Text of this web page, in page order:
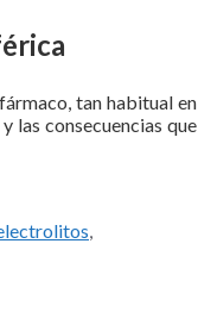
tan habitual en
las consecuencias que